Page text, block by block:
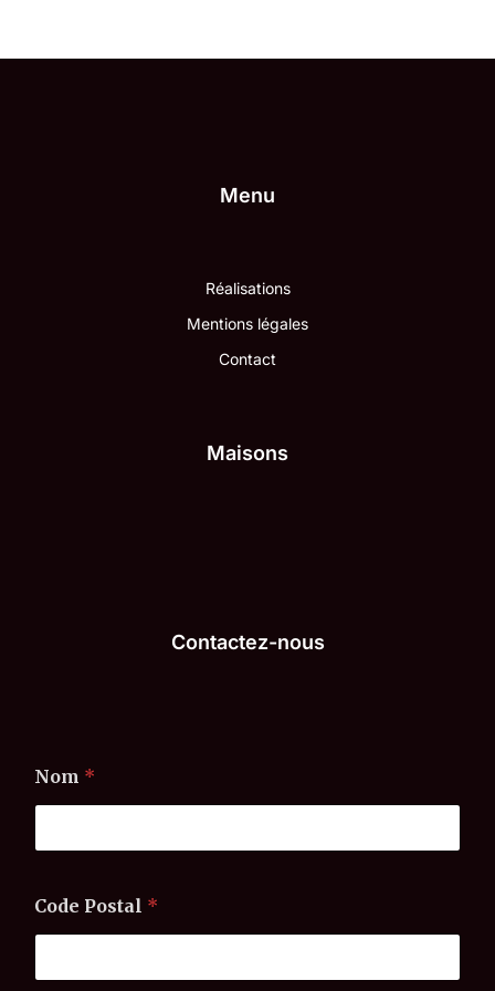
Menu
Réalisations
Mentions légales
Contact
Maisons
Contactez-nous
Nom *
Code Postal *